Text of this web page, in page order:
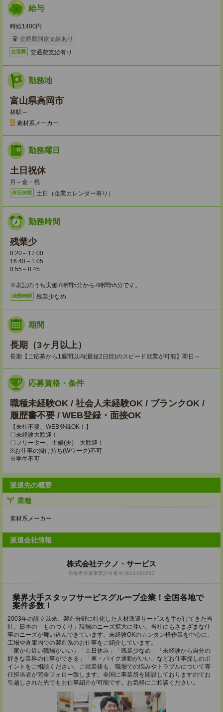
給与
時給1400円
交通費別途支給あり
交通費 交通費支給有り
勤務地
富山県高岡市
林駅～
素材系メーカー
勤務曜日
土日祝休
月～金・祝
休日休暇 土日（企業カレンダー有り）
勤務時間
残業少
8:20～17:00
16:40～1:05
0:55～8:45
※表記のうち実働7時間5分から7時間55分です。
残業時間 残業少なめ
期間
長期（3ヶ月以上）
長期【ご応募から1週間以内(最短2日目)のスピード就業が可能】即日～
応募資格・条件
職種未経験OK / 社会人未経験OK / ブランクOK /
履歴書不要 / WEB登録・面接OK
【来社不要、WEB登録OK！】
〇未経験大歓迎！
〇フリーター、主婦(夫) 大歓迎！
※お仕事の掛け持ち(Wワーク)不可
※学生不可
派遣先の概要
業種
素材系メーカー
派遣会社情報
株式会社テクノ・サービス
労働者派遣事業許可番号:派13-080693
業界大手スタッフサービスグループ企業！全国各地で
案件多数！
2003年の設立以来、製造分野に特化した人材派遣サービスを手がけてきた当
社。日本の「ものづくり」現場のニーズ拡大に伴い、当社にもさまざまな仕
事のニーズが舞い込んできています。未経験OKのカンタン軽作業を中心に、
工場や倉庫内での製造系のお仕事をご紹介しています。
「家から近い職場がいい」「土日休み」「残業少なめ」「未経験から自分の
好きな業界の仕事ができる」「車・バイク通勤がいい」などお仕事探しのポ
イントをご相談ください。ご就業後も、職場での悩みやトラブルについて専
任担当者が完全フォロー致します。全国に事業所を開設しておりますのでお
引越しされた先でもお仕事紹介が可能です。お気軽にご相談ください。